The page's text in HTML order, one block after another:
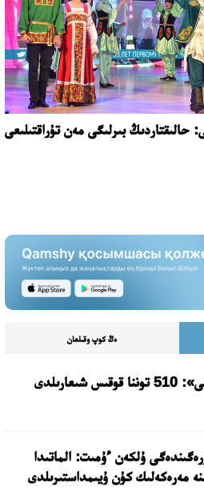
حالىقتاردىڭ بىرلىگى مەن تۇراقتىلىعى
ەڭ كوپ وقىلعان
ۇلكەن ءۇمىت: الماتىدا
مەرەكەلىك كۇن ۇيىمداستىرىلدى